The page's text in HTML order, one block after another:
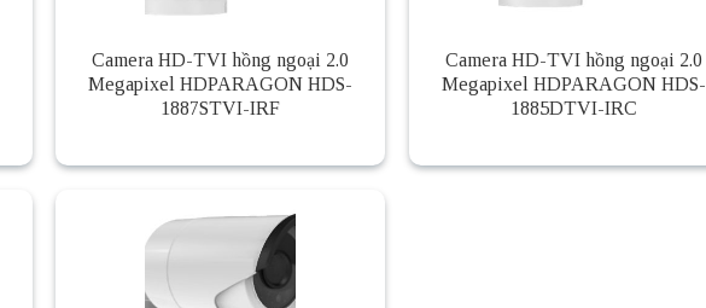
Camera HD-TVI hồng ngoại 2.0
Megapixel HDPARAGON HDS-
1887STVI-IRF
Camera HD-TVI hồng ngoại 2.0
Megapixel HDPARAGON HDS-
1885DTVI-IRC